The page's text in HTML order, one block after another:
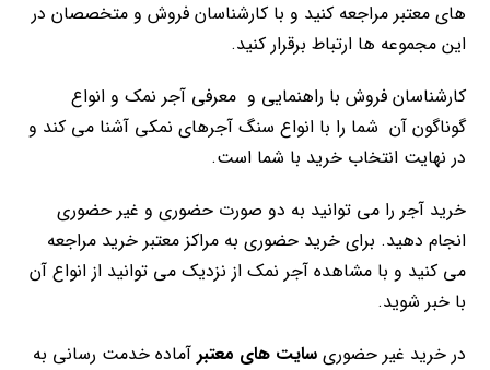
های معتبر مراجعه کنید و با کارشناسان فروش و متخصصان در
این مجموعه ها ارتباط برقرار کنید.
کارشناسان فروش با راهنمایی و معرفی آجر نمک و انواع
گوناگون آن شما را با انواع سنگ آجرهای نمکی آشنا می کند و
در نهایت انتخاب خرید با شما است.
خرید آجر را می توانید به دو صورت حضوری و غیر حضوری
انجام دهید. برای خرید حضوری به مراکز معتبر خرید مراجعه
می کنید و با مشاهده آجر نمک از نزدیک می ‌توانید از انواع آن
با خبر شوید.
در خرید غیر حضوریسایت های معتبر آماده خدمت رسانی به